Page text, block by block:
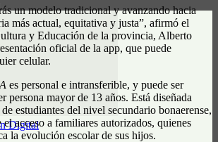
Digital
un modelo tradicional y avanzando hacia
más actual, equitativa y justa”, afirmó el
y Educación de la provincia, Alberto
oficial de la app, que puede
celular.
es personal e intransferible, y puede ser
persona mayor de 13 años. Está diseñada
estudiantes del nivel secundario bonaerense,
acceso a familiares autorizados, quienes
la evolución escolar de sus hijos.